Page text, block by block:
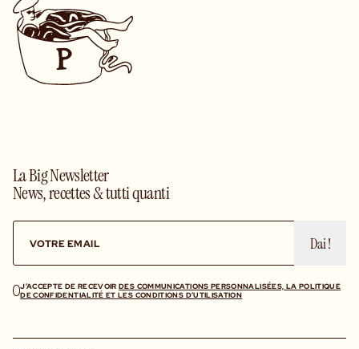
La Big Newsletter
News, recettes & tutti quanti
Dai !
J’ACCEPTE DE RECEVOIRDES COMMUNICATIONS PERSONNALISÉES, LA POLITIQUE
DE CONFIDENTIALITÉ ET LES CONDITIONS D’UTILISATION